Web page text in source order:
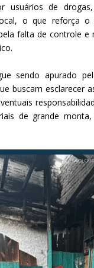
usuários de
o que reforça o
falta de controle e
sendo apurado
buscam esclarecer
de grande